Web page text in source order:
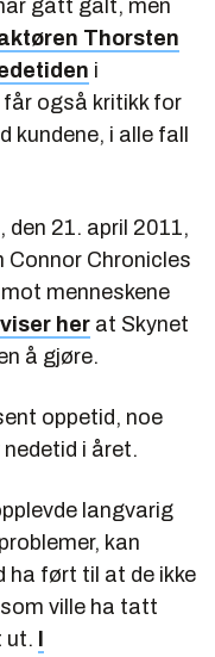
gått galt, men
Thorsten
i
også kritikk for
kundene, i alle fall
21. april 2011,
Connor Chronicles
menneskene
her at Skynet
å gjøre.
oppetid, noe
i året.
langvarig
kan
ha ført til at de ikke
ville ha tatt
ut. I